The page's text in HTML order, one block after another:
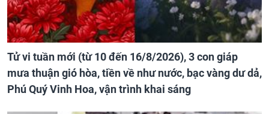
Tử vi tuần mới (từ 10 đến 16/8/2026), 3 con giáp
mưa thuận gió hòa, tiền về như nước, bạc vàng dư dả,
Phú Quý Vinh Hoa, vận trình khai sáng